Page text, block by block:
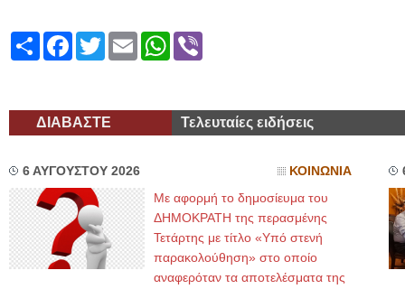
ShareFacebook
TwitterEmailWhatsApp
ΔΙΑΒΑΣΤΕ Τελευταίες ειδήσεις
6 ΑΥΓΟΥΣΤΟΥ 2026 ΚΟΙΝΩΝΙΑ
Με αφορμή το δημοσίευμα του
ΔΗΜΟΚΡΑΤΗ της περασμένης
Τετάρτης με τίτλο «Υπό στενή
παρακολούθηση» στο οποίο
αναφερόταν τα αποτελέσματα της